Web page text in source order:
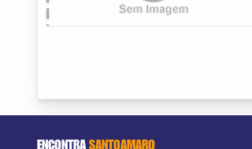
ENCONTRASANTOAMARO